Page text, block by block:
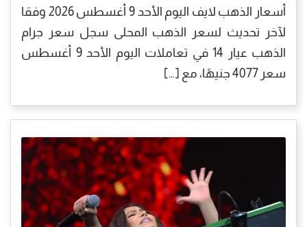
أسعار الذهب لايف اليوم الأحد 9 أغسطس 2026 وفقا
لآخر تحديث لسعر الذهب المحلى سجل سعر جرام
الذهب عيار 14 في تعاملات اليوم الأحد 9 أغسطس
سعر 4077 جنيهًا، مع […]